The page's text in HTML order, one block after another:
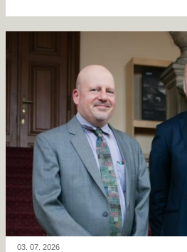
03. 07. 2026